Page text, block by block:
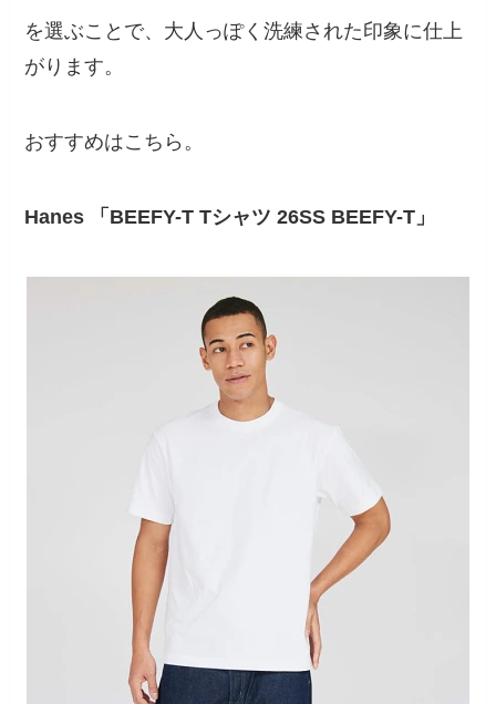
を選ぶことで、大人っぽく洗練された印象に仕上
がります。
おすすめはこちら。
Hanes 「BEEFY-T Tシャツ 26SS BEEFY-T」